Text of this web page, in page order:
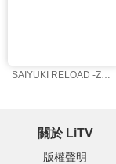
SAIYUKI RELOAD -ZEROIN-
關於 LiTV
版權聲明